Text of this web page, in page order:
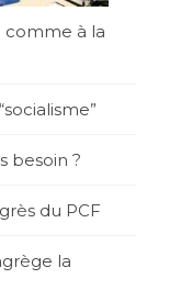
comme à la
besoin ?
du PCF
la